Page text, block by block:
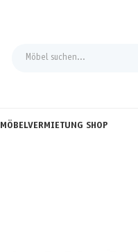
MÖBELVERMIETUNG SHOP